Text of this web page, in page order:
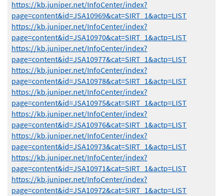
https://kb.juniper.net/InfoCenter/index?
page=content&id=JSA10969&cat=SIRT_1&actp=LIST
https://kb.juniper.net/InfoCenter/index?
page=content&id=JSA10970&cat=SIRT_1&actp=LIST
https://kb.juniper.net/InfoCenter/index?
page=content&id=JSA10977&cat=SIRT_1&actp=LIST
https://kb.juniper.net/InfoCenter/index?
page=content&id=JSA10978&cat=SIRT_1&actp=LIST
https://kb.juniper.net/InfoCenter/index?
page=content&id=JSA10975&cat=SIRT_1&actp=LIST
https://kb.juniper.net/InfoCenter/index?
page=content&id=JSA10976&cat=SIRT_1&actp=LIST
https://kb.juniper.net/InfoCenter/index?
page=content&id=JSA10973&cat=SIRT_1&actp=LIST
https://kb.juniper.net/InfoCenter/index?
page=content&id=JSA10971&cat=SIRT_1&actp=LIST
https://kb.juniper.net/InfoCenter/index?
page=content&id=JSA10972&cat=SIRT_1&actp=LIST